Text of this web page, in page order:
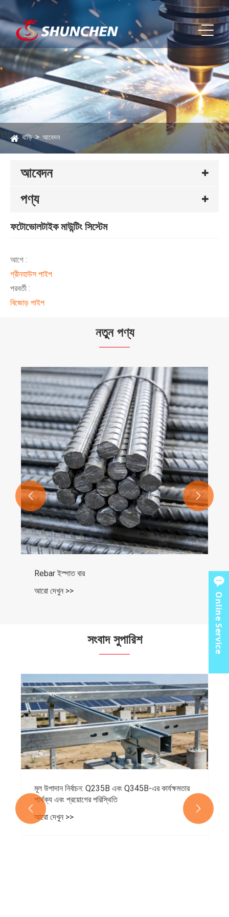
বাড়ি আবেদন
আবেদন
পণ্য
ফটোভোলটাইক মাউন্টিং সিস্টেম
আগে :
গ্রীনহাউস পাইপ
পরবর্তী :
বিজোড় পাইপ
নতুন পণ্য
Rebar ইস্পাত বার
আরো দেখুন >>
 
সংবাদ সুপারিশ
মূল উপাদান নির্বাচন: Q235B এবং Q345B-এর কার্যক্ষমতার
পার্থক্য এবং প্রয়োগের পরিস্থিতি
আরো দেখুন >>
 
Online Service